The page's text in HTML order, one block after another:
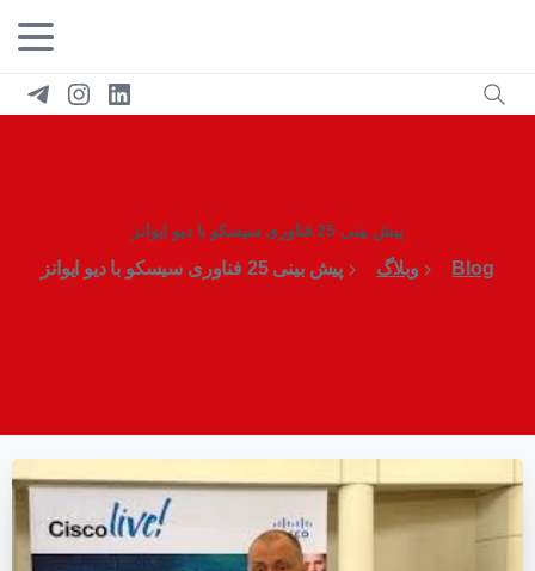
پیش بینی 25 فناوری سیسکو با دیو ایوانز
Blog وبلاگ پیش بینی 25 فناوری سیسکو با دیو ایوانز